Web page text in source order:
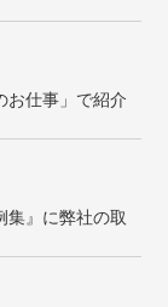
お仕事」で紹介
集』に弊社の取